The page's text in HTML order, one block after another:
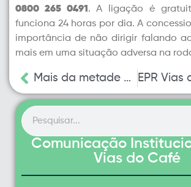
Comunicação
Vias do Café
0800 265 0491 . A ligação é
funciona 24 horas por dia. A
importância de não dirigir falando
mais em uma situação adversa na
Mais da metade dos motoristas ainda podem obter desconto nas tarifas de pedágio